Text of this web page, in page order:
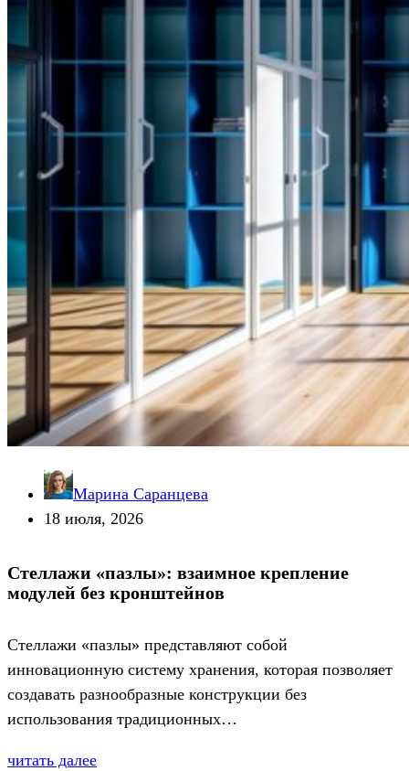
Марина Саранцева
18 июля, 2026
Стеллажи «пазлы»: взаимное крепление
модулей без кронштейнов
Стеллажи «пазлы» представляют собой
инновационную систему хранения, которая позволяет
создавать разнообразные конструкции без
использования традиционных…
читать далее